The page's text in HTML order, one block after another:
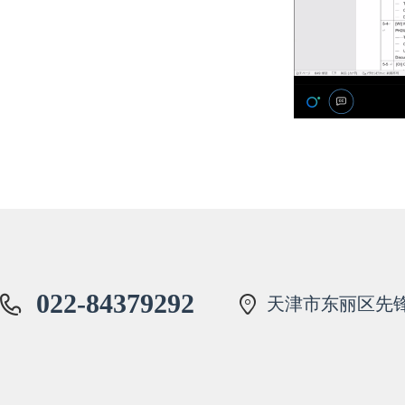
022-84379292 天津市东丽区先